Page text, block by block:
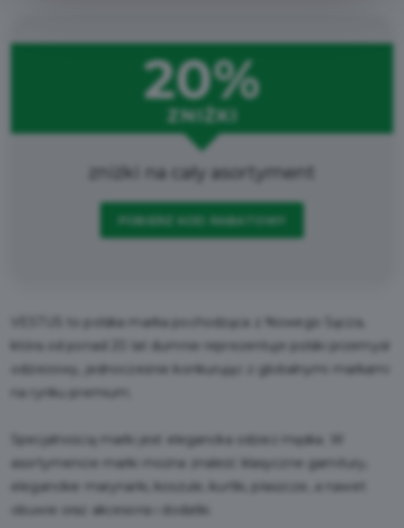
20%
ZNIŻKI
zniżki na cały asortyment
POBIERZ KOD RABATOWY
VESTUS to polska marka pochodząca z Nowego Sącza,
która od ponad 20 lat dumnie reprezentuje polski przemysł
odzieżowy, jednocześnie konkurując z globalnymi markami
na rynku premium.
Specjalnością marki jest elegancka odzież męska. W
asortymencie marki można znaleźć klasyczne garnitury,
eleganckie marynarki, koszule, kurtki, płaszcze, a nawet
obuwie oraz akcesoria i dodatki.